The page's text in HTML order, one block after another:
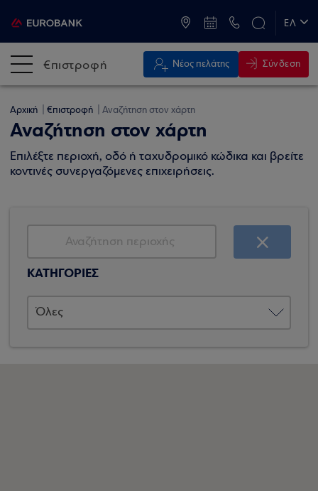
ΕΛ
€πιστροφή Νέος πελάτης Σύνδεση
Αρχική €πιστροφή Αναζήτηση στον χάρτη
Αναζήτηση στον χάρτη
Επιλέξτε περιοχή, οδό ή ταχυδρομικό κώδικα και βρείτε
κοντινές συνεργαζόμενες επιχειρήσεις.
ΚΑΤΗΓΟΡΙΕΣ